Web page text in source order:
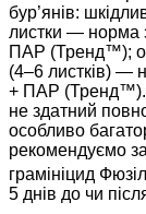
бур’янів:
листки — норма
ПАР (Тренд™);
(4–6 листків) —
+ ПАР (Тренд™).
не здатний
особливо
рекомендуємо
грамініцид
5 днів до чи